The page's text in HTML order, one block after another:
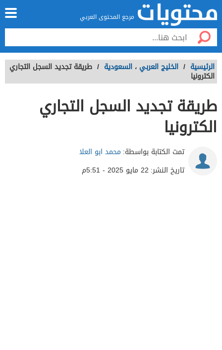
مرجع المحتوى العربي
الرئيسية / الخليج العربي ، السعودية / طريقة تجديد السجل التجاري
الكترونيا
طريقة تجديد السجل التجاري
الكترونيا
تمت الكتابة بواسطة: محمد ابو العلا
تاريخ النشر: 22 مايو 2025 - 5:51م